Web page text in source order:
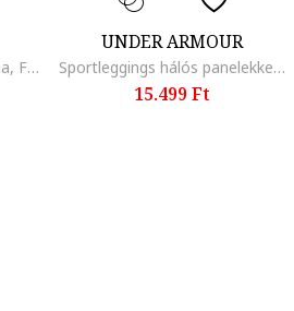
Mintás kétrészes fürdőruha, Fekete/Rózsaszín
UNDER ARMOUR
Sportleggings hálós panelekkel, Fekete/Sötétkék
15.499 Ft